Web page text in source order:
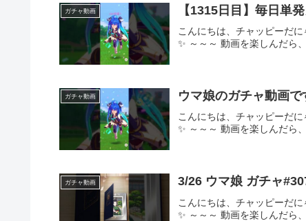
ガチャ動画 【1315日目】毎日単
こんにちは、チャッピーだ
✨ ～～～ 動画を楽しんだら
ガチャ動画 ウマ娘のガチャ動画で
こんにちは、チャッピーだ
✨ ～～～ 動画を楽しんだら
ガチャ動画 3/26 ウマ娘 ガチャ
こんにちは、チャッピーだ
✨ ～～～ 動画を楽しんだら